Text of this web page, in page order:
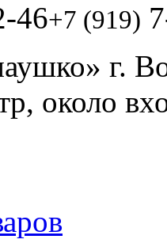
46+7 (919)
г.
около